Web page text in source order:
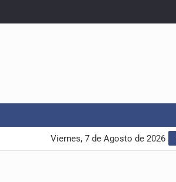
Viernes, 7 de Agosto de 2026